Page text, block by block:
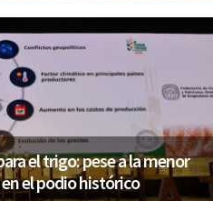
el trigo: pese a la menor
el podio histórico